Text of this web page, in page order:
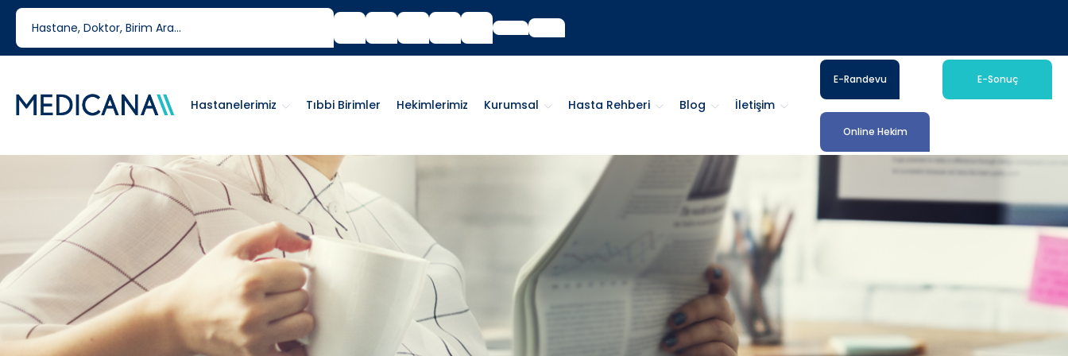
444 6 334
Tıbbi Birimler Hekimlerimiz Kurumsal Hasta Rehberi Blog İletişim
Hastanelerimiz
E-Randevu E-Sonuç
Online Hekim